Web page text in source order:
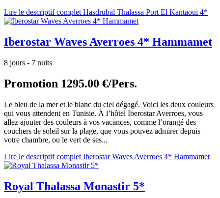
Lire le descriptif complet Hasdrubal Thalassa Port El Kantaoui 4*
Iberostar Waves Averroes 4* Hammamet
8 jours - 7 nuits
Promotion 1295.00 €/Pers.
Le bleu de la mer et le blanc du ciel dégagé. Voici les deux couleurs
qui vous attendent en Tunisie. À l’hôtel Iberostar Averroes, vous
allez ajouter des couleurs à vos vacances, comme l’orangé des
couchers de soleil sur la plage, que vous pouvez admirer depuis
votre chambre, ou le vert de ses...
Lire le descriptif complet Iberostar Waves Averroes 4* Hammamet
Royal Thalassa Monastir 5*